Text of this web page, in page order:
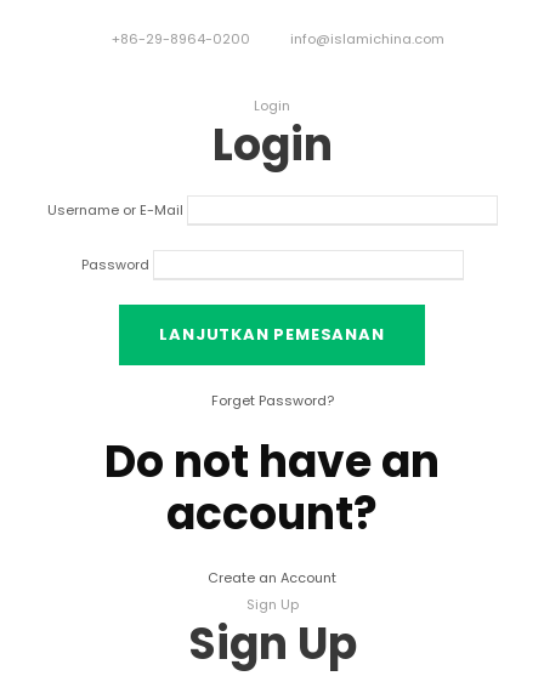
+86-29-8964-0200 info@islamichina.com
Login
Login
Username or E-Mail
Password
Forget Password?
Do not have an
account?
Create an Account
Sign Up
Sign Up